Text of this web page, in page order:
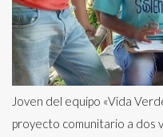
Joven del equipo «Vida
proyecto comunitario a dos